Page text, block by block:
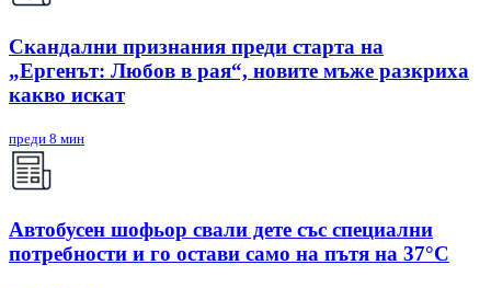
Скандални признания преди старта на
„Ергенът: Любов в рая“, новите мъже разкриха
какво искат
преди 8 мин
Автобусен шофьор свали дете със специални
потребности и го остави само на пътя на 37°C